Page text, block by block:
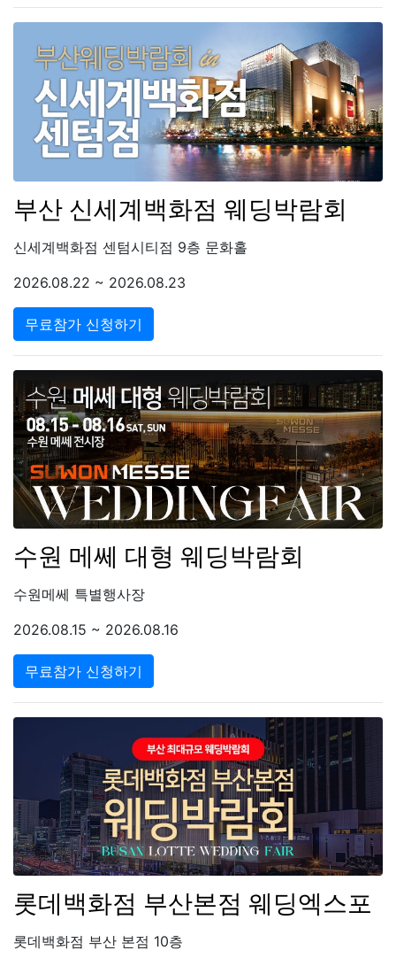
부산 신세계백화점 웨딩박람회
신세계백화점 센텀시티점 9층 문화홀
2026.08.22 ~ 2026.08.23
무료참가 신청하기
수원 메쎄 대형 웨딩박람회
수원메쎄 특별행사장
2026.08.15 ~ 2026.08.16
무료참가 신청하기
롯데백화점 부산본점 웨딩엑스포
롯데백화점 부산 본점 10층